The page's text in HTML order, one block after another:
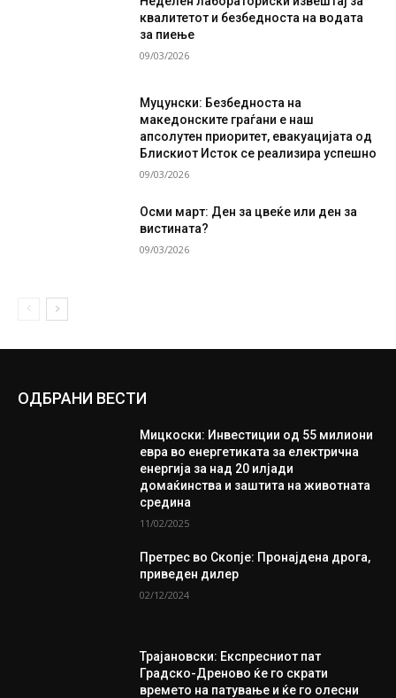
квалитетот и безбедноста на водата
за пиење
09/03/2026
Муцунски: Безбедноста на
македонските граѓани е наш
апсолутен приоритет, евакуацијата од
Блискиот Исток се реализира успешно
09/03/2026
Осми март: Ден за цвеќе или ден за
вистината?
09/03/2026
ОДБРАНИ ВЕСТИ
Мицкоски: Инвестиции од 55 милиони
евра во енергетиката за електрична
енергија за над 20 илјади
домаќинства и заштита на животната
средина
11/02/2025
Претрес во Скопје: Пронајдена дрога,
приведен дилер
02/12/2024
Трајановски: Експресниот пат
Градско-Дреново ќе го скрати
времето на патување и ќе го олесни